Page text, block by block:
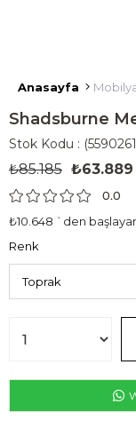
Anasayfa
Shadsburne
Stok Kodu
₺85.185 ₺63.889
0.0
₺10.648 `den
Renk